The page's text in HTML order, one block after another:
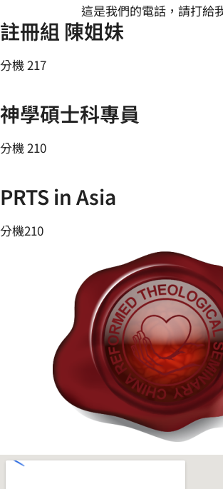
這是我們的電話，請打給
註冊組 陳姐妹
分機 217
神學碩士科專員
分機 210
PRTS in Asia
分機210